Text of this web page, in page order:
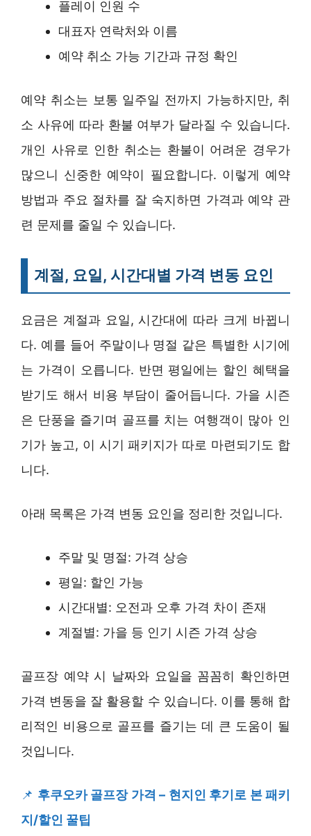
플레이 인원 수
대표자 연락처와 이름
예약 취소 가능 기간과 규정 확인
예약 취소는 보통 일주일 전까지 가능하지만, 취
소 사유에 따라 환불 여부가 달라질 수 있습니다.
개인 사유로 인한 취소는 환불이 어려운 경우가
많으니 신중한 예약이 필요합니다. 이렇게 예약
방법과 주요 절차를 잘 숙지하면 가격과 예약 관
련 문제를 줄일 수 있습니다.
계절, 요일, 시간대별 가격 변동 요인
요금은 계절과 요일, 시간대에 따라 크게 바뀝니
다. 예를 들어 주말이나 명절 같은 특별한 시기에
는 가격이 오릅니다. 반면 평일에는 할인 혜택을
받기도 해서 비용 부담이 줄어듭니다. 가을 시즌
은 단풍을 즐기며 골프를 치는 여행객이 많아 인
기가 높고, 이 시기 패키지가 따로 마련되기도 합
니다.
아래 목록은 가격 변동 요인을 정리한 것입니다.
주말 및 명절: 가격 상승
평일: 할인 가능
시간대별: 오전과 오후 가격 차이 존재
계절별: 가을 등 인기 시즌 가격 상승
골프장 예약 시 날짜와 요일을 꼼꼼히 확인하면
가격 변동을 잘 활용할 수 있습니다. 이를 통해 합
리적인 비용으로 골프를 즐기는 데 큰 도움이 될
것입니다.
📌 후쿠오카 골프장 가격 – 현지인 후기로 본 패키
지/할인 꿀팁